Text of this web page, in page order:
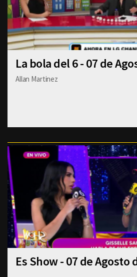
La bola del 6 - 07 de
Allan Martinez
Es Show - 07 de Agosto